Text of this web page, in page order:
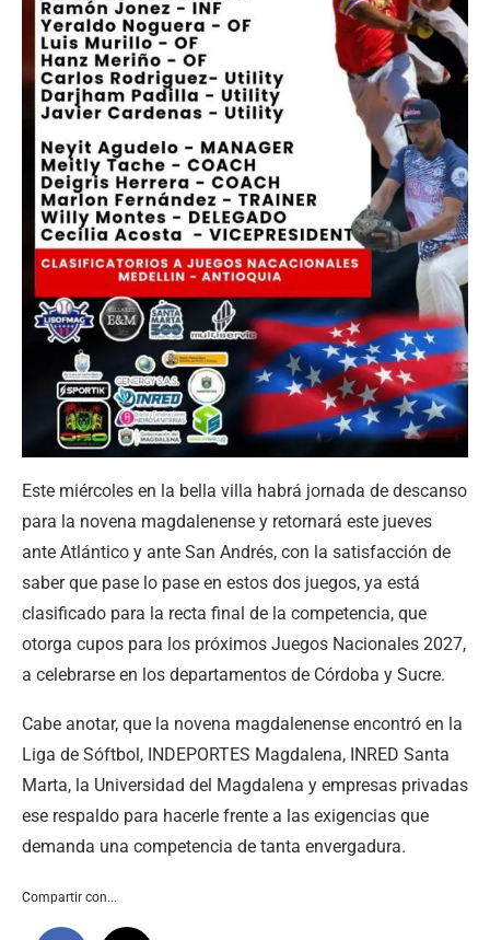
Este miércoles en la bella villa habrá jornada de descanso
para la novena magdalenense y retornará este jueves
ante Atlántico y ante San Andrés, con la satisfacción de
saber que pase lo pase en estos dos juegos, ya está
clasificado para la recta final de la competencia, que
otorga cupos para los próximos Juegos Nacionales 2027,
a celebrarse en los departamentos de Córdoba y Sucre.
Cabe anotar, que la novena magdalenense encontró en la
Liga de Sóftbol, INDEPORTES Magdalena, INRED Santa
Marta, la Universidad del Magdalena y empresas privadas
ese respaldo para hacerle frente a las exigencias que
demanda una competencia de tanta envergadura.
Compartir con...